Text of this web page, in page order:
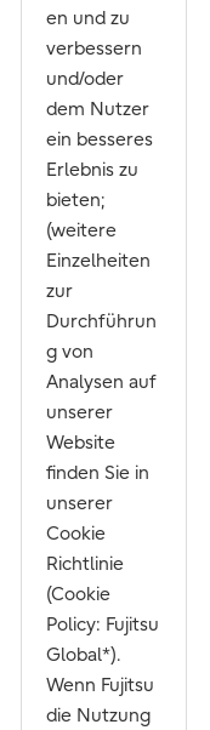
en und zu
verbessern
und/oder
dem Nutzer
ein besseres
Erlebnis zu
bieten;
(weitere
Einzelheiten
zur
Durchführun
g von
Analysen auf
unserer
Website
finden Sie in
unserer
Cookie
Richtlinie
(Cookie
Policy: Fujitsu
Global*).
Wenn Fujitsu
die Nutzung